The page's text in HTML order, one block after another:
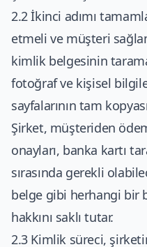
2.2 İkinci adımı
etmeli ve müşteri
kimlik belgesinin
fotoğraf ve kişisel
sayfalarının tam kopyası
Şirket, müşteriden
onayları, banka kartı
sırasında gerekli
belge gibi herhangi bir
hakkını saklı tutar.
2.3 Kimlik süreci,